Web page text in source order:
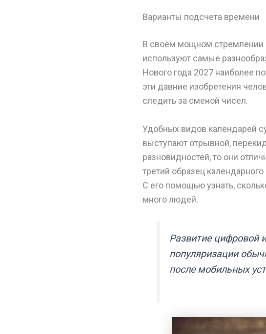
Варианты подсчета времени
В своём мощном стремлении
используют самые
Нового года 2027 наиболее
эти давние изобретения
следить за сменой чисел.
Удобных видов календарей
выступают отрывной,
разновидностей, то они
третий образец
С его помощью узнать,
много людей.
Развитие цифровой
популяризации
после мобильных